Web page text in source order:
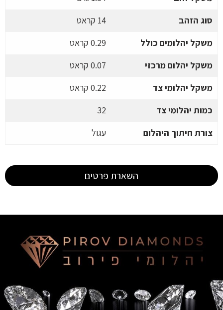
סוג הזהב
14 קראט
משקל יהלומים כולל
0.29 קראט
משקל יהלום מרכזי
0.07 קראט
משקל יהלומי צד
0.22 קראט
כמות יהלומי צד
32
צורת חיתוך היהלום
עגול
השארת פרטים